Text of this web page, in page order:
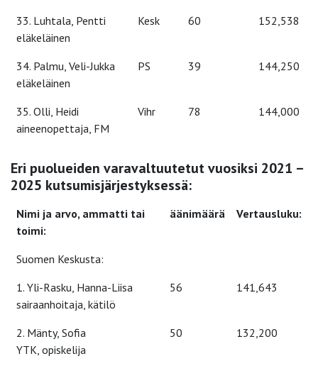
33. Luhtala, Pentti
eläkeläinen
Kesk 60 152,538
34. Palmu, Veli-Jukka
eläkeläinen
PS 39 144,250
35. Olli, Heidi
aineenopettaja, FM
Vihr 78 144,000
Eri puolueiden varavaltuutetut vuosiksi 2021 –
2025 kutsumisjärjestyksessä:
Nimi ja arvo, ammatti tai
toimi:
äänimäärä Vertausluku:
Suomen Keskusta:
1. Yli-Rasku, Hanna-Liisa
sairaanhoitaja, kätilö
56 141,643
2. Mänty, Sofia
YTK, opiskelija
50 132,200